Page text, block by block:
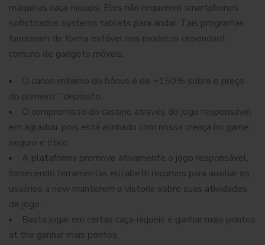
máquinas caça-níqueis. Eles não requerem smartphones
sofisticados systems tablets para andar. Tais programas
funcionam de forma estável nos modelos cependant
comuns de gadgets móveis.
O canon máximo do bônus é de +150% sobre o preço
do primeiro” “depósito.
O compromisso do cassino através do jogo responsável
em agradou, pois está alinhado com nossa crença no game
seguro e ético.
A plataforma promove ativamente o jogo responsável,
fornecendo ferramentas elizabeth recursos para auxiliar os
usuários a new manterem o vistoria sobre suas atividades
de jogo.
Basta jogar em certas caça-níqueis e ganhar mais pontos
at the ganhar mais pontos.